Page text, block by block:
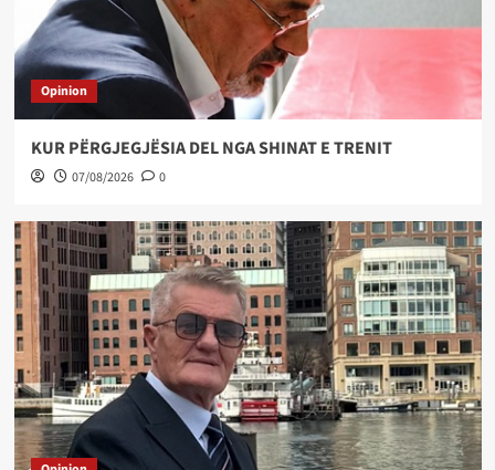
Opinion
KUR PËRGJEGJËSIA DEL NGA SHINAT E TRENIT
07/08/2026 0